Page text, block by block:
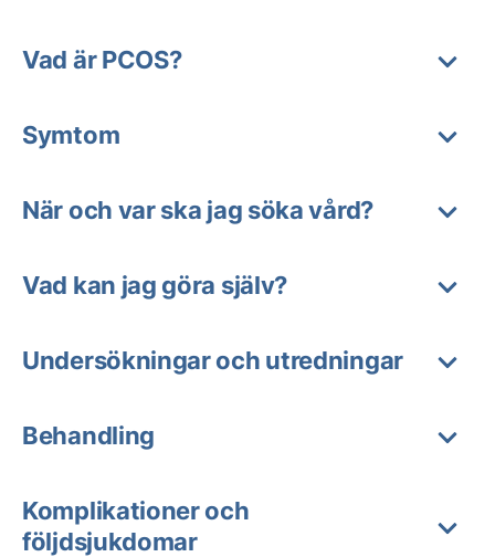
Vad är PCOS?
Symtom
När och var ska jag söka vård?
Vad kan jag göra själv?
Undersökningar och utredningar
Behandling
Komplikationer och
följdsjukdomar